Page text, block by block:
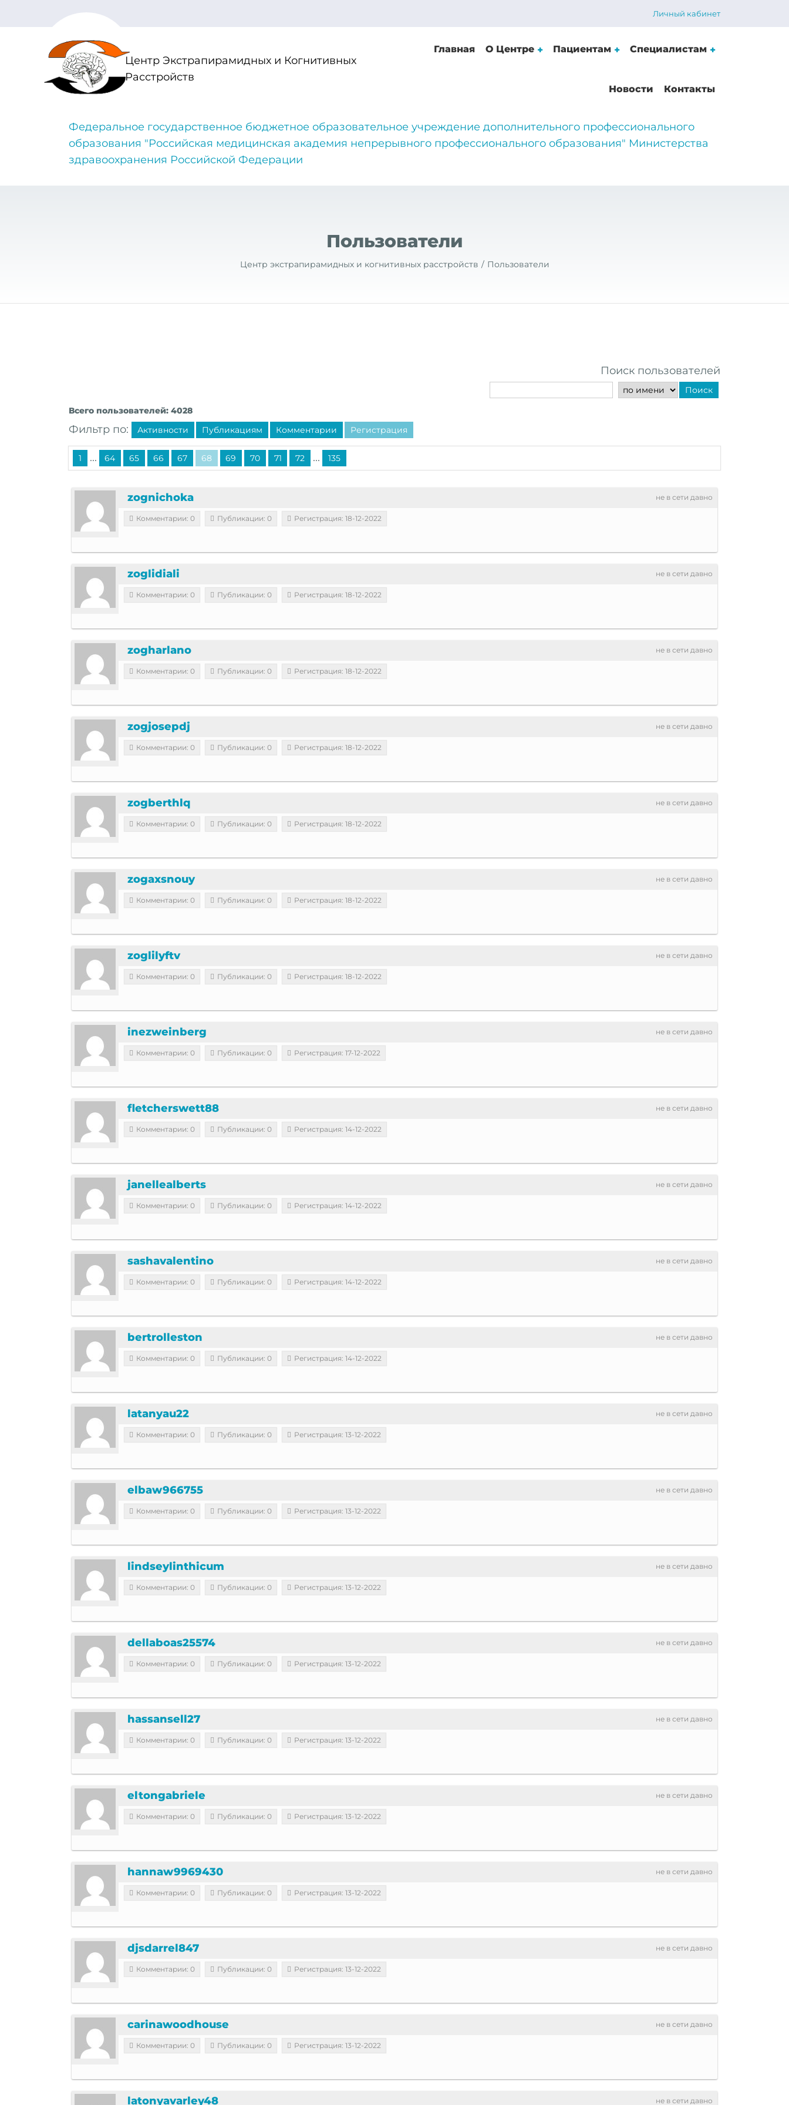
Личный кабинет
Центр Экстрапирамидных и Когнитивных
Расстройств
Главная О Центре Пациентам Специалистам
Новости Контакты
Федеральное государственное бюджетное образовательное учреждение дополнительного профессионального
образования "Российская медицинская академия непрерывного профессионального образования" Министерства
здравоохранения Российской Федерации
Пользователи
Центр экстрапирамидных и когнитивных расстройств Пользователи
Поиск пользователей
Поиск
Всего пользователей: 4028
Фильтр по: Активности Публикациям Комментарии Регистрация
1 ... 64 65 66 67 68 69 70 71 72 ... 135
не в сети давно
zognichoka
Комментарии: 0 Публикации: 0 Регистрация: 18-12-2022
не в сети давно
zoglidiali
Комментарии: 0 Публикации: 0 Регистрация: 18-12-2022
не в сети давно
zogharlano
Комментарии: 0 Публикации: 0 Регистрация: 18-12-2022
не в сети давно
zogjosepdj
Комментарии: 0 Публикации: 0 Регистрация: 18-12-2022
не в сети давно
zogberthlq
Комментарии: 0 Публикации: 0 Регистрация: 18-12-2022
не в сети давно
zogaxsnouy
Комментарии: 0 Публикации: 0 Регистрация: 18-12-2022
не в сети давно
zoglilyftv
Комментарии: 0 Публикации: 0 Регистрация: 18-12-2022
не в сети давно
inezweinberg
Комментарии: 0 Публикации: 0 Регистрация: 17-12-2022
не в сети давно
fletcherswett88
Комментарии: 0 Публикации: 0 Регистрация: 14-12-2022
не в сети давно
janellealberts
Комментарии: 0 Публикации: 0 Регистрация: 14-12-2022
не в сети давно
sashavalentino
Комментарии: 0 Публикации: 0 Регистрация: 14-12-2022
не в сети давно
bertrolleston
Комментарии: 0 Публикации: 0 Регистрация: 14-12-2022
не в сети давно
latanyau22
Комментарии: 0 Публикации: 0 Регистрация: 13-12-2022
не в сети давно
elbaw966755
Комментарии: 0 Публикации: 0 Регистрация: 13-12-2022
не в сети давно
lindseylinthicum
Комментарии: 0 Публикации: 0 Регистрация: 13-12-2022
не в сети давно
dellaboas25574
Комментарии: 0 Публикации: 0 Регистрация: 13-12-2022
не в сети давно
hassansell27
Комментарии: 0 Публикации: 0 Регистрация: 13-12-2022
не в сети давно
eltongabriele
Комментарии: 0 Публикации: 0 Регистрация: 13-12-2022
не в сети давно
hannaw9969430
Комментарии: 0 Публикации: 0 Регистрация: 13-12-2022
не в сети давно
djsdarrel847
Комментарии: 0 Публикации: 0 Регистрация: 13-12-2022
не в сети давно
carinawoodhouse
Комментарии: 0 Публикации: 0 Регистрация: 13-12-2022
не в сети давно
latonyavarley48